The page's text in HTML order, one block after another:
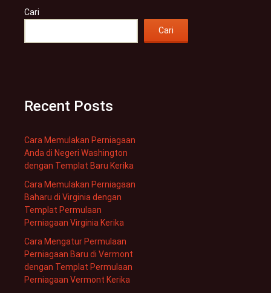
Cari
Cari
Recent Posts
Cara Memulakan Perniagaan
Anda di Negeri Washington
dengan Templat Baru Kerika
Cara Memulakan Perniagaan
Baharu di Virginia dengan
Templat Permulaan
Perniagaan Virginia Kerika
Cara Mengatur Permulaan
Perniagaan Baru di Vermont
dengan Templat Permulaan
Perniagaan Vermont Kerika